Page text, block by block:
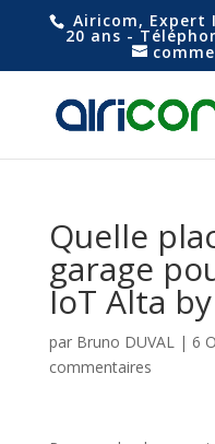
Airicom, Expert
20 ans -
Quelle
garage
IoT Alta
par Bruno DUVAL| 6
commentaires